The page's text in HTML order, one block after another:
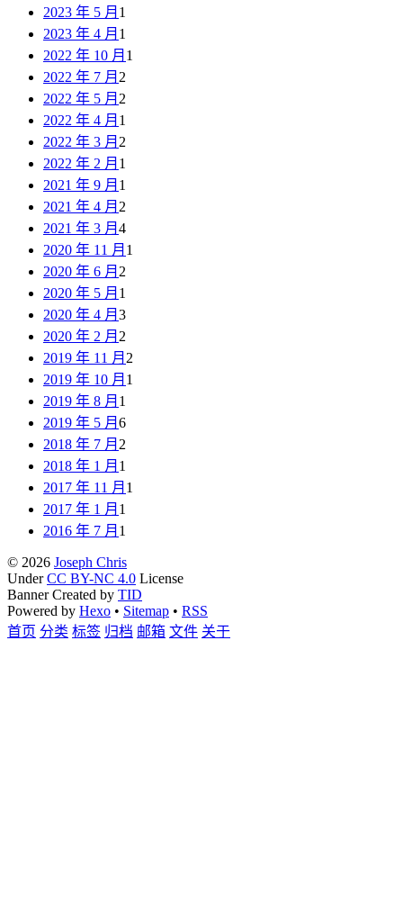
2023 年 5 月 1
2023 年 4 月 1
2022 年 10 月 1
2022 年 7 月 2
2022 年 5 月 2
2022 年 4 月 1
2022 年 3 月 2
2022 年 2 月 1
2021 年 9 月 1
2021 年 4 月 2
2021 年 3 月 4
2020 年 11 月 1
2020 年 6 月 2
2020 年 5 月 1
2020 年 4 月 3
2020 年 2 月 2
2019 年 11 月 2
2019 年 10 月 1
2019 年 8 月 1
2019 年 5 月 6
2018 年 7 月 2
2018 年 1 月 1
2017 年 11 月 1
2017 年 1 月 1
2016 年 7 月 1
© 2026 Joseph Chris
UnderCC BY-NC 4.0 License
Banner Created by TID
Powered by Hexo • Sitemap • RSS
首页 分类 标签 归档 邮箱 文件 关于